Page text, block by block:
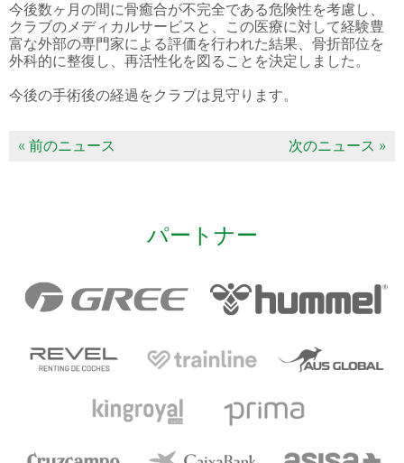
今後数ヶ月の間に骨癒合が不完全である危険性を考慮し、
クラブのメディカルサービスと、この医療に対して経験豊
富な外部の専門家による評価を行われた結果、骨折部位を
外科的に整復し、再活性化を図ることを決定しました。
今後の手術後の経過をクラブは見守ります。
« 前のニュース 次のニュース »
パートナー